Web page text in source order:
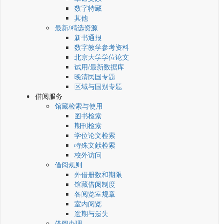
数字特藏
其他
最新/精选资源
新书通报
数字教学参考资料
北京大学学位论文
试用/最新数据库
晚清民国专题
区域与国别专题
借阅服务
馆藏检索与使用
图书检索
期刊检索
学位论文检索
特殊文献检索
校外访问
借阅规则
外借册数和期限
馆藏借阅制度
各阅览室规章
室内阅览
逾期与遗失